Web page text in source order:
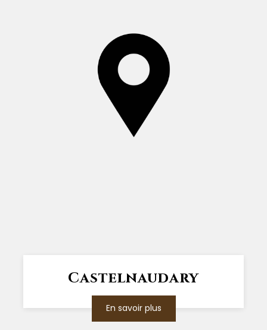
Castelnaudary
En savoir plus